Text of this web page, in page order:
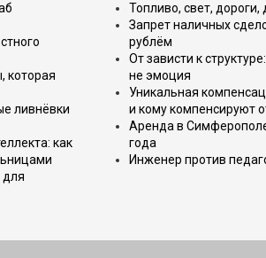
которая
ливнёвки
как
для
Топливо, свет,
Запрет наличных
рублём
От зависти к
не эмоция
Уникальная
и кому компенсируют
Аренда в
года
Инженер против